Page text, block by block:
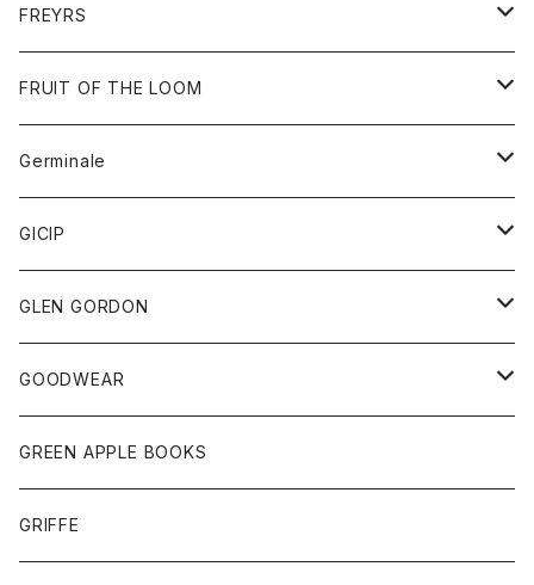
Tシャツ
ボトム
靴
アクセサリー
バッグ
FREYRS
サングラス
FRUIT OF THE LOOM
アウター
パーカー
グッズ
ネクタイ
チーフ
トップス
シャツ
タンクトップ
ボトム
ショートパンツ
スカート
レディース
スカート
Germinale
靴
サンダル
GICIP
トップス
Tシャツ
GLEN GORDON
グッズ
手袋
GOODWEAR
トップス
Tシャツ
GREEN APPLE BOOKS
GRIFFE